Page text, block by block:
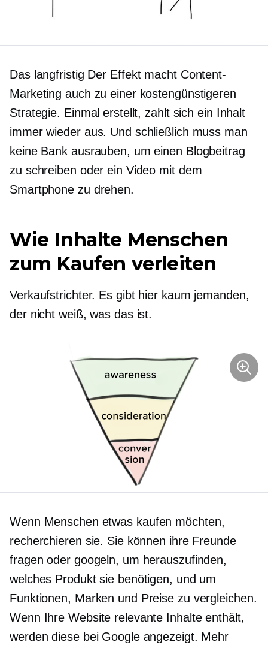
Das langfristig Der Effekt macht Content-
Marketing auch zu einer kostengünstigeren
Strategie. Einmal erstellt, zahlt sich ein Inhalt
immer wieder aus. Und schließlich muss man
keine Bank ausrauben, um einen Blogbeitrag
zu schreiben oder ein Video mit dem
Smartphone zu drehen.
Wie Inhalte Menschen
zum Kaufen verleiten
Verkaufstrichter. Es gibt hier kaum jemanden,
der nicht weiß, was das ist.
Wenn Menschen etwas kaufen möchten,
recherchieren sie. Sie können ihre Freunde
fragen oder googeln, um herauszufinden,
welches Produkt sie benötigen, und um
Funktionen, Marken und Preise zu vergleichen.
Wenn Ihre Website relevante Inhalte enthält,
werden diese bei Google angezeigt. Mehr